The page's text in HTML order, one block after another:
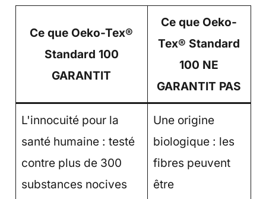
Ce que Oeko-Tex®
Standard 100
GARANTIT
Ce que Oeko-
Tex® Standard
100 NE
GARANTIT PAS
L'innocuité pour la
santé humaine : testé
contre plus de 300
substances nocives
Une origine
biologique : les
fibres peuvent
être